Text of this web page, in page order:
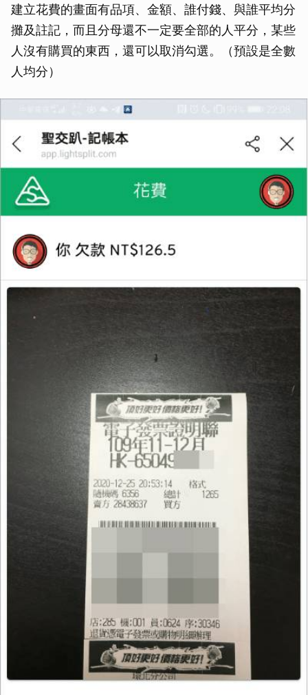
建立花費的畫面有品項、金額、誰付錢、與誰平均分
攤及註記，而且分母還不一定要全部的人平分，某些
人沒有購買的東西，還可以取消勾選。（預設是全數
人均分）